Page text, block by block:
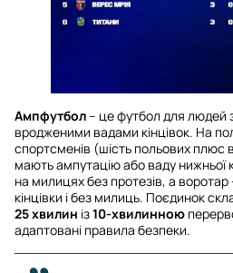
Ампфутбол– це футбол для людей
вродженими вадами кінцівок. На
спортсменів (шість польових плюс
мають ампутацію або ваду нижньої
на милицях без протезів, а воротар
кінцівки і без милиць. Поєдинок
25 хвилин із10-хвилинною
адаптовані правила безпеки.